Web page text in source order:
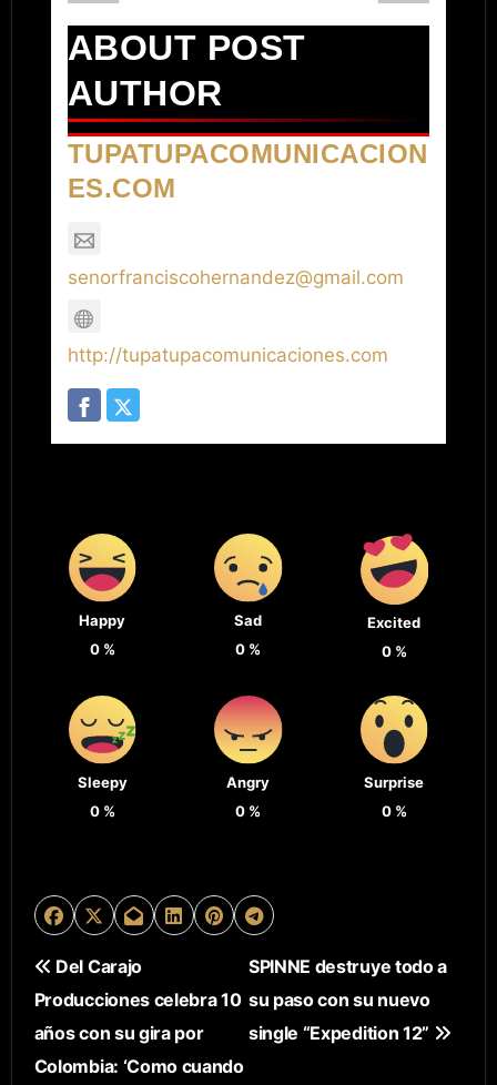
ABOUT POST
AUTHOR
TUPATUPACOMUNICACION
ES.COM
senorfranciscohernandez@gmail.com
http://tupatupacomunicaciones.com
Happy
0%
Sad
0 %
Excited
0%
Sleepy
0%
Angry
0 %
Surprise
0%
N
A
V
Del Carajo
Producciones celebra 10
años con su gira por
Colombia: ‘Como cuando
SPINNE destruye todo a
su paso con su nuevo
single “Expedition 12”